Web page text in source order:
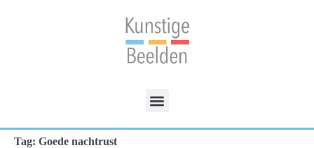
Tag: Goede nachtrust